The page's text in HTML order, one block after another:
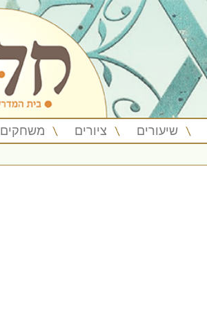
שיעורים ציורים משחקים